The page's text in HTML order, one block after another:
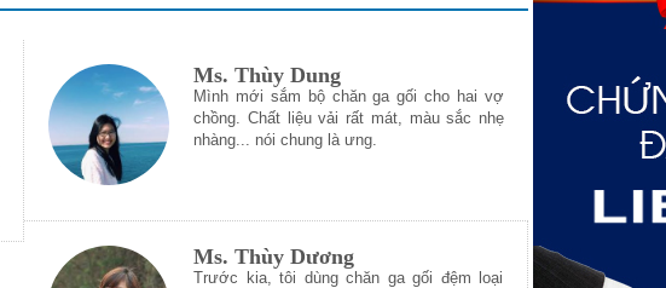
Ms. Thùy Dung
Mình mới sắm bộ chăn ga gối cho hai vợ
chồng. Chất liệu vải rất mát, màu sắc nhẹ
nhàng... nói chung là ưng.
Ms. Thùy Dương
Trước kia, tôi dùng chăn ga gối đệm loại